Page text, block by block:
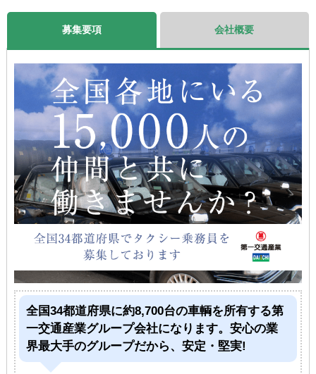
募集要項
全国34都道府県に約8,700台の車輌を所有する第
一交通産業グループ会社になります。安心の業
界最大手のグループだから、安定・堅実!
会社概要